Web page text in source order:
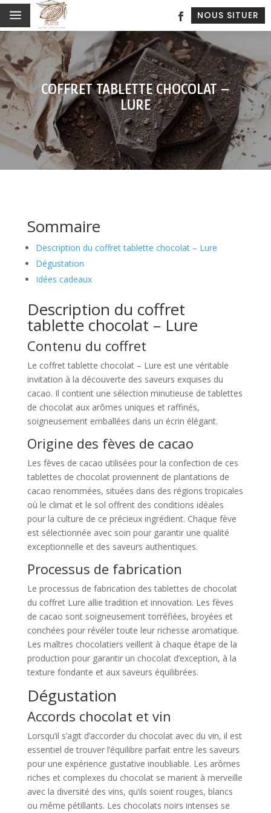
a NOUS SITUER
COFFRET TABLETTE CHOCOLAT –
LURE
Sommaire
Description du coffret tablette chocolat – Lure
Dégustation
Idées cadeaux
Description du coffret
tablette chocolat – Lure
Contenu du coffret
Le coffret tablette chocolat – Lure est une véritable
invitation à la découverte des saveurs exquises du
cacao. Il contient une sélection minutieuse de tablettes
de chocolat aux arômes uniques et raffinés,
soigneusement emballées dans un écrin élégant.
Origine des fèves de cacao
Les fèves de cacao utilisées pour la confection de ces
tablettes de chocolat proviennent de plantations de
cacao renommées, situées dans des régions tropicales
où le climat et le sol offrent des conditions idéales
pour la culture de ce précieux ingrédient. Chaque fève
est sélectionnée avec soin pour garantir une qualité
exceptionnelle et des saveurs authentiques.
Processus de fabrication
Le processus de fabrication des tablettes de chocolat
du coffret Lure allie tradition et innovation. Les fèves
de cacao sont soigneusement torréfiées, broyées et
conchées pour révéler toute leur richesse aromatique.
Les maîtres chocolatiers veillent à chaque étape de la
production pour garantir un chocolat d’exception, à la
texture fondante et aux saveurs équilibrées.
Dégustation
Accords chocolat et vin
Lorsqu’il s’agit d’accorder du chocolat avec du vin, il est
essentiel de trouver l’équilibre parfait entre les saveurs
pour une expérience gustative inoubliable. Les arômes
riches et complexes du chocolat se marient à merveille
avec la diversité des vins, qu’ils soient rouges, blancs
ou même pétillants. Les chocolats noirs intenses se